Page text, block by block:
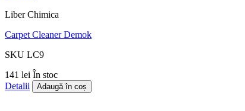
Liber Chimica
Carpet Cleaner Demok
SKU LC9
141 lei În stoc
Detalii
Adaugă în coș